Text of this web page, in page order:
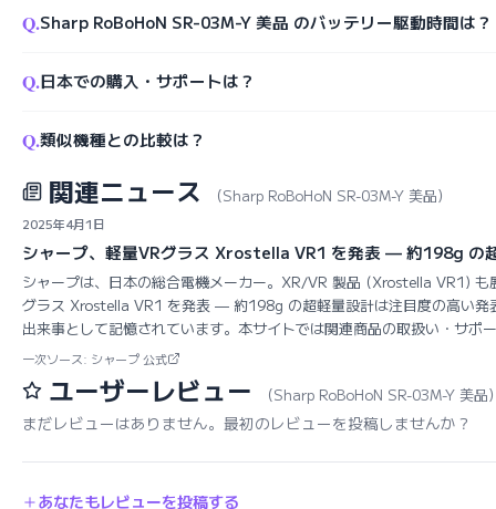
Q.Sharp RoBoHoN SR-03M-Y 美品 のバッテリー駆動時間は？
Q.日本での購入・サポートは？
Q.類似機種との比較は？
関連ニュース （Sharp RoBoHoN SR-03M-Y 美品）
2025年4月1日
シャープ、軽量VRグラス Xrostella VR1 を発表 — 約198g の
シャープは、日本の総合電機メーカー。XR/VR 製品 (Xrostella VR1) も
グラス Xrostella VR1 を発表 — 約198g の超軽量設計は注目度の高い発
出来事として記憶されています。本サイトでは関連商品の取扱い・サポ
一次ソース: シャープ 公式
ユーザーレビュー （Sharp RoBoHoN SR-03M-Y 美品
まだレビューはありません。最初のレビューを投稿しませんか？
あなたもレビューを投稿する